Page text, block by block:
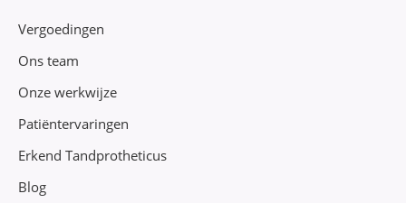
Vergoedingen
Ons team
Onze werkwijze
Patiëntervaringen
Erkend Tandprotheticus
Blog